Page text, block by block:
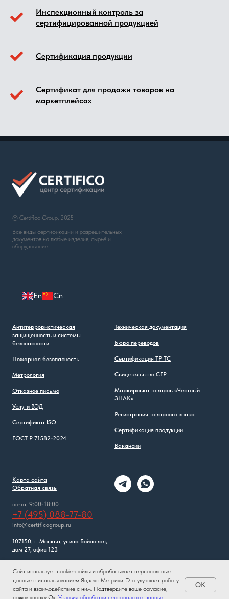
Инспекционный контроль за
сертифицированной продукцией
Сертификация продукции
Сертификат для продажи товаров на
маркетплейсах
© Certifico Group, 2025
Все виды сертификации и разрешительных
документов на любые изделия, сырьё и
оборудование
En Cn
Антитеррористическая
защищенность и системы
безопасности
Пожарная безопасность
Метрология
Отказное письмо
Услуги ВЭД
Сертификат ISO
ГОСТ Р 71582-2024
Техническая документация
Бюро переводов
Сертификация ТР ТС
Свидетельство СГР
Маркировка товаров «Честный
ЗНАК»
Регистрация товарного знака
Сертификация продукции
Вакансии
Карта сайта
Обратная связь
пн-пт, 9:00-18:00
+7 (495) 088-77-80
info@certificogroup.ru
107150, г. Москва, улица Бойцовая,
дом 27, офис 123
Сайт использует cookie-файлы и обрабатывает персональные
данные с использованием Яндекс Метрики. Это улучшает работу
сайта и взаимодействие с ним. Подтвердите ваше согласие,
нажав кнопку Ок. Условия обработки персональных данных
OK